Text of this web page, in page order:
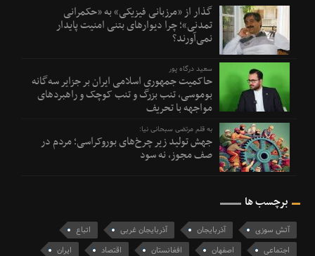
گذار از «مرزبانی فیزیکی» به «حکمرانی
تمدنی»؛ چرا دیوارهای بتنی امنیت پایدار
نمی‌آورند؟
سعید درگاه پور
حاکمیت جمهوری اسلامی ایران بر جزایر سه‌گانه
بوموسی، تنب بزرگ و‌ تنب کوچک و راهبردهای
مواجهه با تحریف
به قلم مرتضی سبحانی نیا:
جهش تولید زیر چرخ‌های بوروکراسی؛ مردم در
صف مجوز، نه سود
برچسب ها
آتش سوزی آذربایجان آذربایجان غربی
اتباع
اجتماعی
اصفهان افغانستان اقتصاد ایران